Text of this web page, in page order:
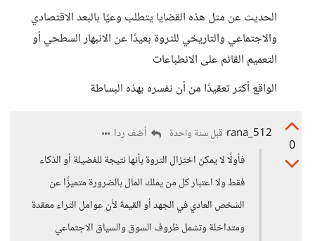
الحديث عن مثل هذه القضايا يتطلب وعيًا بالبعد الاقتصادي
والاجتماعي والتاريخي للثروة بعيدًا عن الانبهار السطحي أو
التعميم القائم على الانطباعات
الواقع أكثر تعقيدًا من أن نفسره بهذه البساطة
0
rana_512 قبل سنة واحدة
أضف ردا
فأولًا لا يمكن اختزال الثروة بأنها نتيجة للفضيلة أو الذكاء
فقط ولا اعتبار كل من يملك المال بالضرورة متميزًا عن
الشخص العادي في الجهد أو القيمة لأن عوامل الثراء معقدة
ومتداخلة وتشمل ظروف السوق والسياق الاجتماعي